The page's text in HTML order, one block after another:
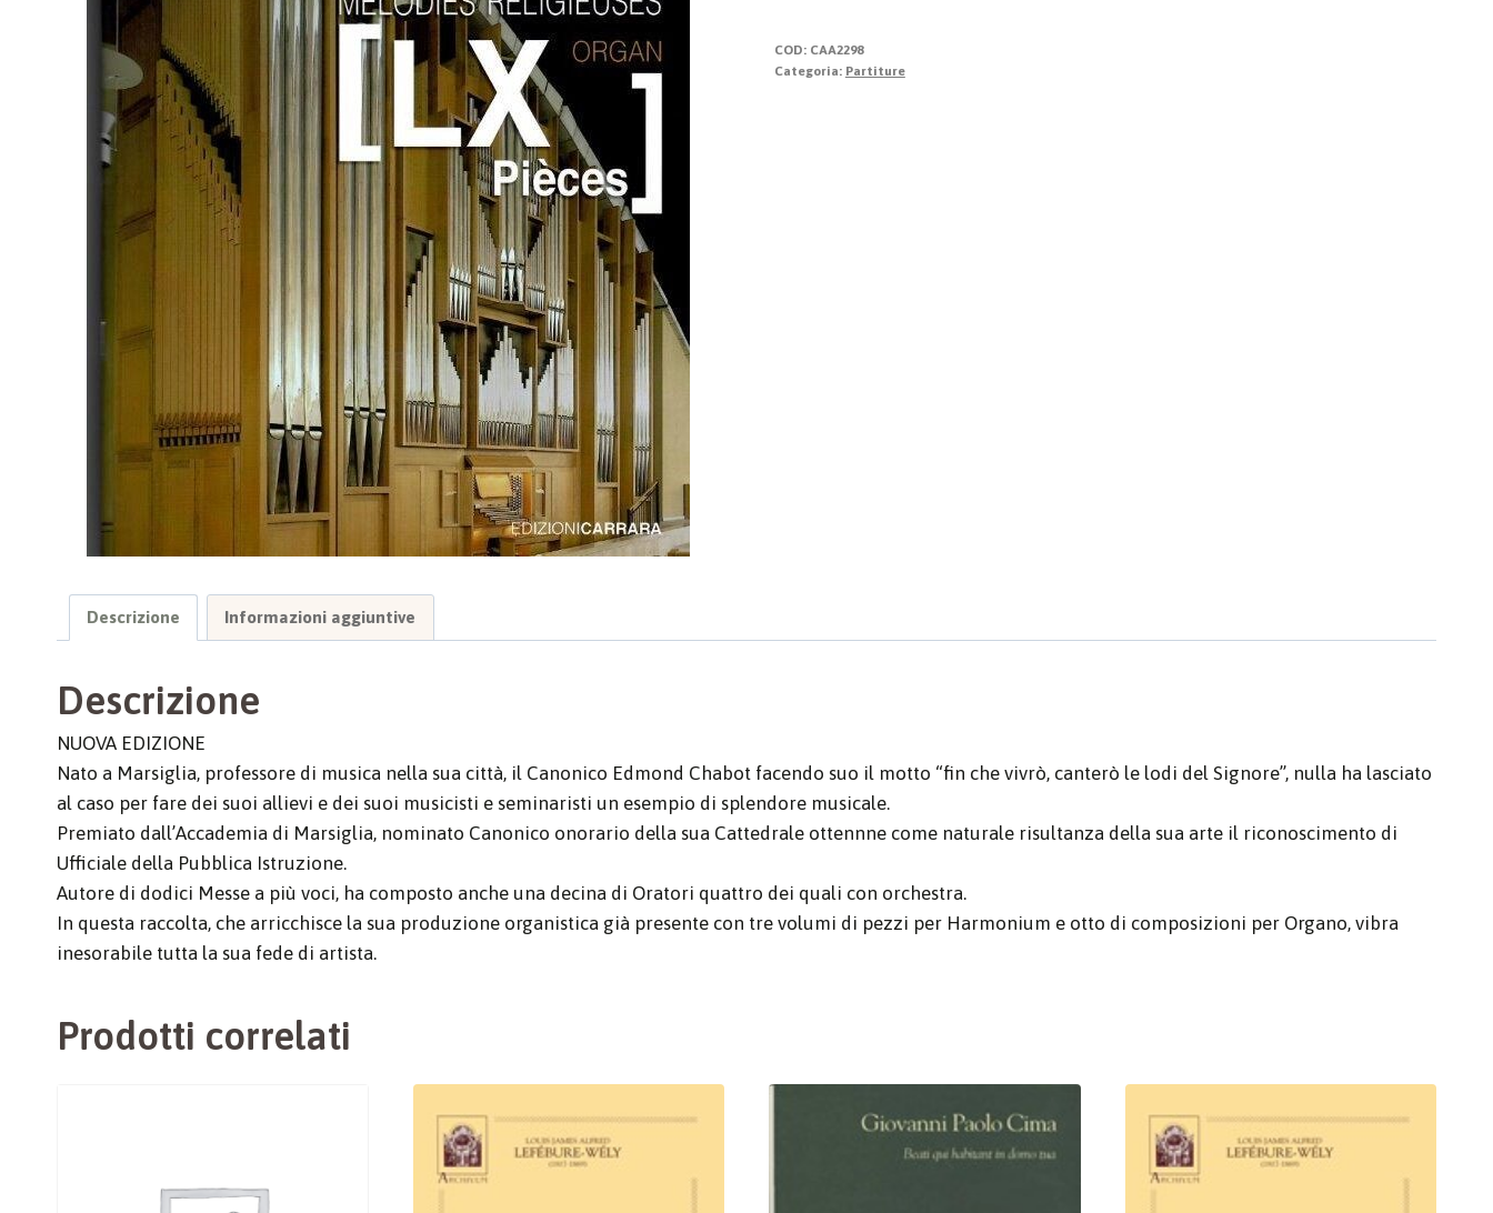
COD: CAA2298
Categoria: Partiture
Descrizione Informazioni aggiuntive
Descrizione
NUOVA EDIZIONE
Nato a Marsiglia, professore di musica nella sua città, il Canonico Edmond Chabot facendo suo il motto “fin che vivrò, canterò le lodi del Signore”, nulla ha lasciato
al caso per fare dei suoi allievi e dei suoi musicisti e seminaristi un esempio di splendore musicale.
Premiato dall’Accademia di Marsiglia, nominato Canonico onorario della sua Cattedrale ottennne come naturale risultanza della sua arte il riconoscimento di
Ufficiale della Pubblica Istruzione.
Autore di dodici Messe a più voci, ha composto anche una decina di Oratori quattro dei quali con orchestra.
In questa raccolta, che arricchisce la sua produzione organistica già presente con tre volumi di pezzi per Harmonium e otto di composizioni per Organo, vibra
inesorabile tutta la sua fede di artista.
Prodotti correlati